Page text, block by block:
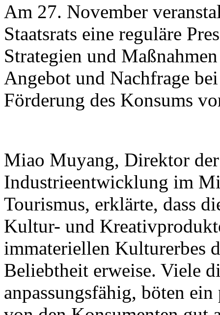
Am 27. November
Staatsrats eine reguläre
Strategien und
Angebot und Nachfrage
Förderung des Konsums
Miao Muyang, Direktor
Industrieentwicklung im
Tourismus, erklärte, dass
Kultur- und
immateriellen Kulturerbes
Beliebtheit erweise. Viele
anpassungsfähig, böten